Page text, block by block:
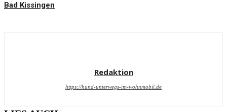
Bad Kissingen
Redaktion
https://hund-unterwegs-im-wohnmobil.de